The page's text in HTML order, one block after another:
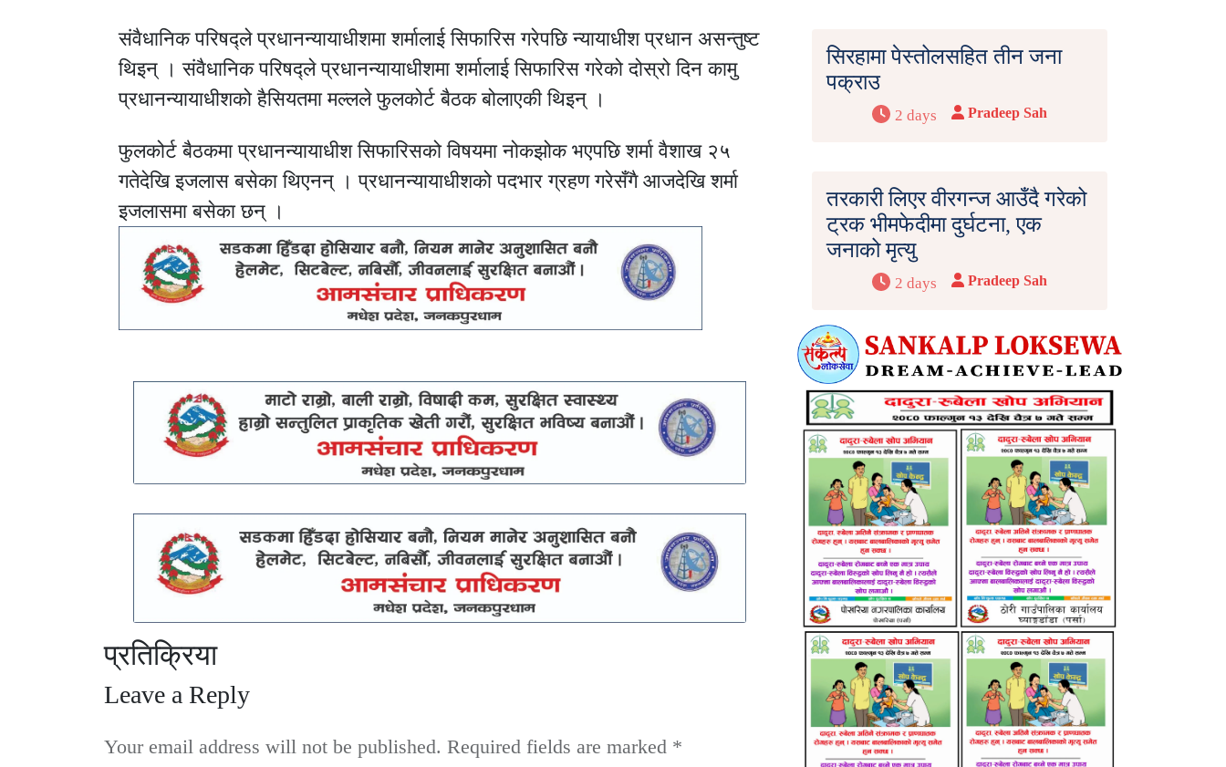
संवैधानिक परिषद्ले प्रधानन्यायाधीशमा शर्मालाई सिफारिस गरेपछि न्यायाधीश प्रधान असन्तुष्ट
थिइन् । संवैधानिक परिषद्ले प्रधानन्यायाधीशमा शर्मालाई सिफारिस गरेको दोस्रो दिन कामु
प्रधानन्यायाधीशको हैसियतमा मल्लले फुलकोर्ट बैठक बोलाएकी थिइन् ।
फुलकोर्ट बैठकमा प्रधानन्यायाधीश सिफारिसको विषयमा नोकझोक भएपछि शर्मा वैशाख २५
गतेदेखि इजलास बसेका थिएनन् । प्रधानन्यायाधीशको पदभार ग्रहण गरेसँगै आजदेखि शर्मा
इजलासमा बसेका छन् ।
प्रतिक्रिया
Leave a Reply
Your email address will not be published. Required fields are marked *
सिरहामा पेस्तोलसहित तीन जना
पक्राउ
2 days Pradeep Sah
तरकारी लिएर वीरगन्ज आउँदै गरेको
ट्रक भीमफेदीमा दुर्घटना, एक
जनाको मृत्यु
2 days Pradeep Sah